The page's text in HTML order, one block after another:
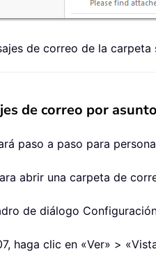
de correo de la
de correo por
paso a paso para
abrir una carpeta de
de diálogo
haga clic en «Ver» >